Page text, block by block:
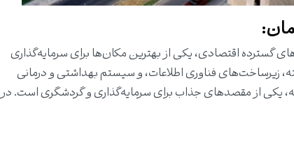
گسترده اقتصادی، یکی از بهترین مکان‌ها برای سرمایه‌گذاری
زیرساخت‌های فناوری اطلاعات، و سیستم بهداشتی و درمانی
یکی از مقصدهای جذاب برای سرمایه‌گذاری و گردشگری است. در